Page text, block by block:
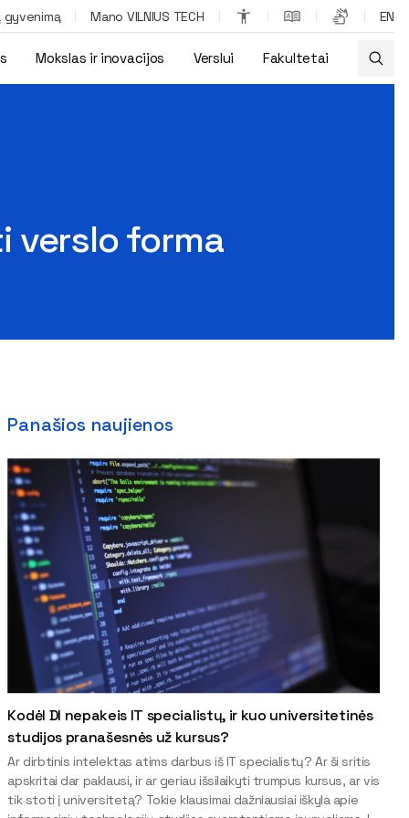
gyvenimą Mano VILNIUS TECH EN
Mokslas ir inovacijos Verslui Fakultetai
verslo forma
Panašios naujienos
Kodėl DI nepakeis IT specialistų, ir kuo universitetinės
studijos pranašesnės už kursus?
Ar dirbtinis intelektas atims darbus iš IT specialistų? Ar ši sritis
apskritai dar paklausi, ir ar geriau išsilaikyti trumpus kursus, ar vis
tik stoti į universitetą? Tokie klausimai dažniausiai iškyla apie